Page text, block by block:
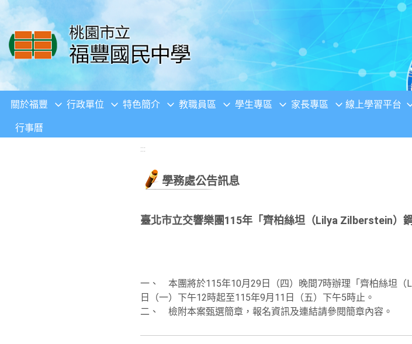
移至網頁之主要內容區位置
關於福豐 行政單位 特色簡介 教職員區 學生專區 家長專區 線上學習平台
行事曆
:::
學務處公告訊息
臺北市立交響樂團115年「齊柏絲坦（Lilya Zilberstein）
一、 本團將於115年10月29日（四）晚間7時辦理「齊柏絲坦（
日（一）下午12時起至115年9月11日（五）下午5時止。
二、 檢附本案甄選簡章，報名資訊及連結請參閱簡章內容。